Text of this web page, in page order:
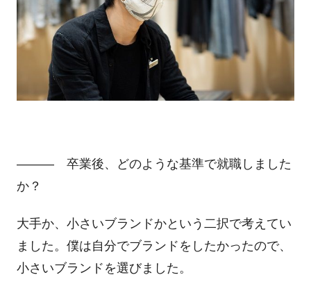
――― 卒業後、どのような基準で就職しました
か？
大手か、小さいブランドかという二択で考えてい
ました。僕は自分でブランドをしたかったので、
小さいブランドを選びました。